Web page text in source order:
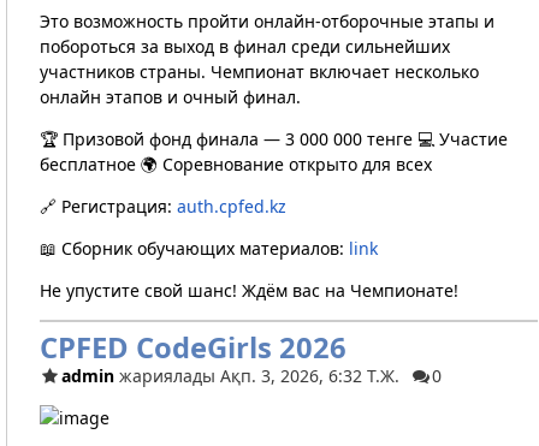
Это возможность пройти онлайн-отборочные этапы и
побороться за выход в финал среди сильнейших
участников страны. Чемпионат включает несколько
онлайн этапов и очный финал.
🏆 Призовой фонд финала — 3 000 000 тенге 💻 Участие
бесплатное 🌍 Соревнование открыто для всех
🔗 Регистрация: auth.cpfed.kz
📖 Сборник обучающих материалов: link
Не упустите свой шанс! Ждём вас на Чемпионате!
CPFED CodeGirls 2026
admin жариялады Ақп. 3, 2026, 6:32 Т.Ж. 0